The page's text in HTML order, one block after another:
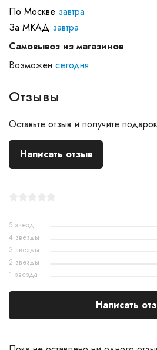
По Москве завтра
За МКАД завтра
Самовывоз из магазинов
Возможен сегодня
Отзывы
Оставьте отзыв и получите
Написать отзыв
5 звезд
4 звезды
3 звезды
2 звезды
1 звезда
Написать